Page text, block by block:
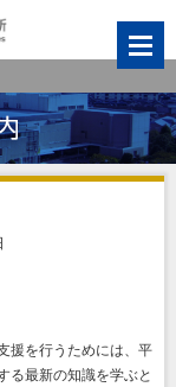
援を行うためには、平
る最新の知識を学ぶと